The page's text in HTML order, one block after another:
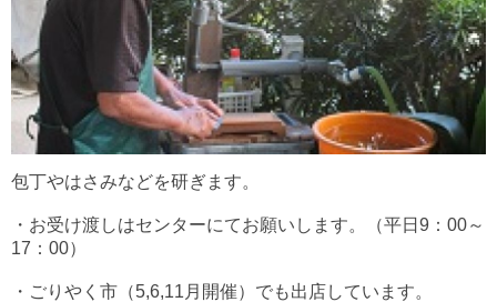
包丁やはさみなどを研ぎます。
・お受け渡しはセンターにてお願いします。（平日9：00～
17：00）
・ごりやく市（5,6,11月開催）でも出店しています。